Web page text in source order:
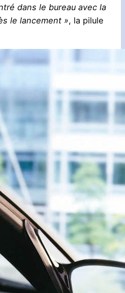
dans le bureau avec la
le lancement », la pilule